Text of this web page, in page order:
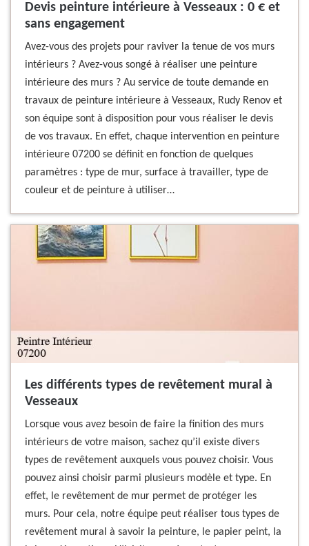
Devis peinture intérieure à Vesseaux : 0 € et
sans engagement
Avez-vous des projets pour raviver la tenue de vos murs
intérieurs ? Avez-vous songé à réaliser une peinture
intérieure des murs ? Au service de toute demande en
travaux de peinture intérieure à Vesseaux, Rudy Renov et
son équipe sont à disposition pour vous réaliser le devis
de vos travaux. En effet, chaque intervention en peinture
intérieure 07200 se définit en fonction de quelques
paramètres : type de mur, surface à travailler, type de
couleur et de peinture à utiliser…
Les différents types de revêtement mural à
Vesseaux
Lorsque vous avez besoin de faire la finition des murs
intérieurs de votre maison, sachez qu’il existe divers
types de revêtement auxquels vous pouvez choisir. Vous
pouvez ainsi choisir parmi plusieurs modèle et type. En
effet, le revêtement de mur permet de protéger les
murs. Pour cela, notre équipe peut réaliser tous types de
revêtement mural à savoir la peinture, le papier peint, la